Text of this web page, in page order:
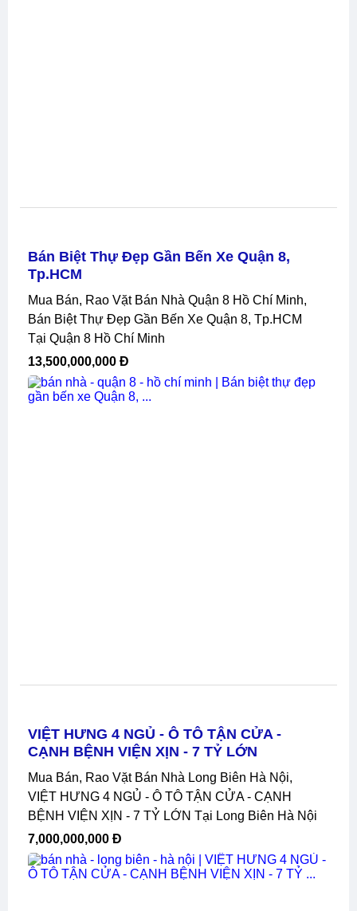
Bán Biệt Thự Đẹp Gần Bến Xe Quận 8,
Tp.HCM
Mua Bán, Rao Vặt Bán Nhà Quận 8 Hồ Chí Minh,
Bán Biệt Thự Đẹp Gần Bến Xe Quận 8, Tp.HCM
Tại Quận 8 Hồ Chí Minh
13,500,000,000 Đ
VIỆT HƯNG 4 NGỦ - Ô TÔ TẬN CỬA -
CẠNH BỆNH VIỆN XỊN - 7 TỶ LỚN
Mua Bán, Rao Vặt Bán Nhà Long Biên Hà Nội,
VIỆT HƯNG 4 NGỦ - Ô TÔ TẬN CỬA - CẠNH
BỆNH VIỆN XỊN - 7 TỶ LỚN Tại Long Biên Hà Nội
7,000,000,000 Đ